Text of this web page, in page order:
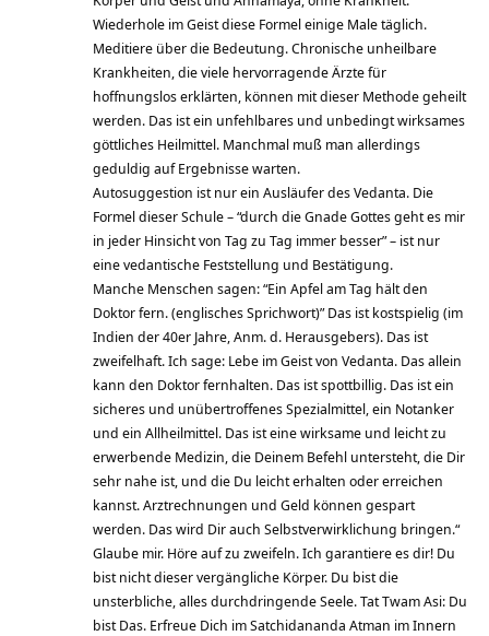
Wiederhole im Geist diese Formel einige Male täglich.
Meditiere über die Bedeutung. Chronische unheilbare
Krankheiten, die viele hervorragende Ärzte für
hoffnungslos erklärten, können mit dieser Methode geheilt
werden. Das ist ein unfehlbares und unbedingt wirksames
göttliches Heilmittel. Manchmal muß man allerdings
geduldig auf Ergebnisse warten.
Autosuggestion ist nur ein Ausläufer des Vedanta. Die
Formel dieser Schule – “durch die Gnade Gottes geht es mir
in jeder Hinsicht von Tag zu Tag immer besser” – ist nur
eine vedantische Feststellung und Bestätigung.
Manche Menschen sagen: “Ein Apfel am Tag hält den
Doktor fern. (englisches Sprichwort)” Das ist kostspielig (im
Indien der 40er Jahre, Anm. d. Herausgebers). Das ist
zweifelhaft. Ich sage: Lebe im Geist von Vedanta. Das allein
kann den Doktor fernhalten. Das ist spottbillig. Das ist ein
sicheres und unübertroffenes Spezialmittel, ein Notanker
und ein Allheilmittel. Das ist eine wirksame und leicht zu
erwerbende Medizin, die Deinem Befehl untersteht, die Dir
sehr nahe ist, und die Du leicht erhalten oder erreichen
kannst. Arztrechnungen und Geld können gespart
werden. Das wird Dir auch Selbstverwirklichung bringen.“
Glaube mir. Höre auf zu zweifeln. Ich garantiere es dir! Du
bist nicht dieser vergängliche Körper. Du bist die
unsterbliche, alles durchdringende Seele. Tat Twam Asi: Du
bist Das. Erfreue Dich im Satchidananda Atman im Innern